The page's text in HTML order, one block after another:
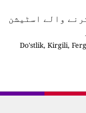
والے اسٹیشن
"Do'stlik, Kirgili,